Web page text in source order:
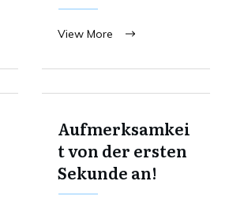
View More
Aufmerksamkei
t von der ersten
Sekunde an!